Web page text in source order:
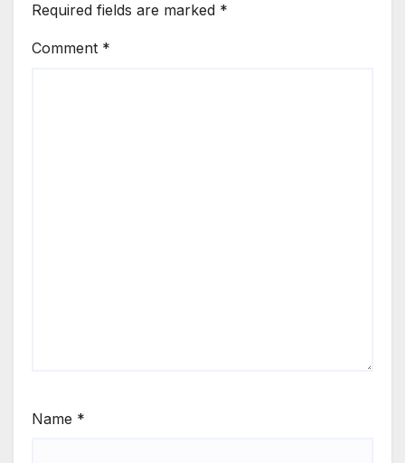
Required fields are marked *
Comment *
Name *